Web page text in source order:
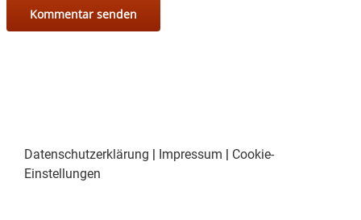
Datenschutzerklärung | Impressum | Cookie-
Einstellungen